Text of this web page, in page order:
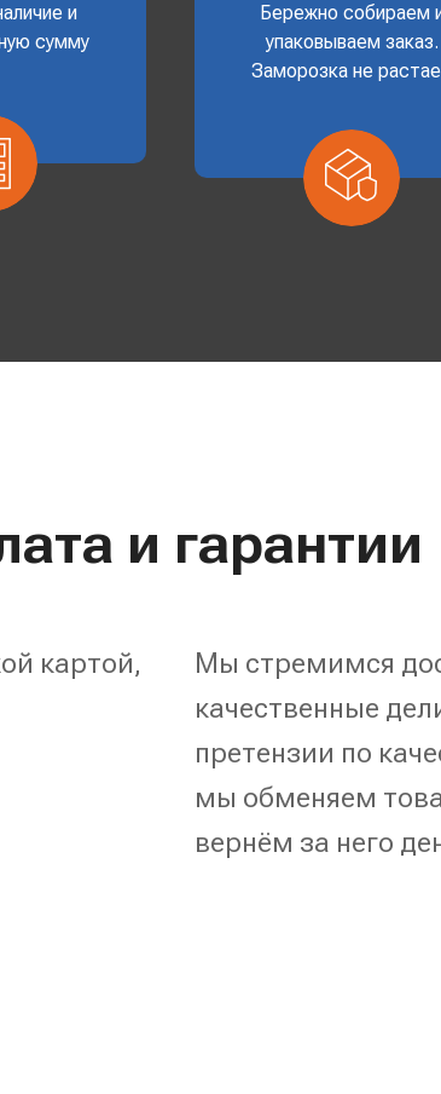
и
сумму
Бережно собираем
упаковываем заказ.
Заморозка не
и гарантии
картой,
Мы стремимся
качественные
претензии по
мы обменяем
вернём за него